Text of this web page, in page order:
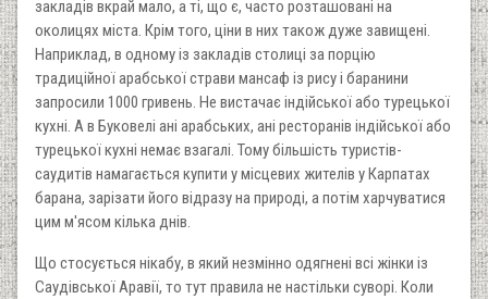
закладів вкрай мало, а ті, що є, часто розташовані на
околицях міста. Крім того, ціни в них також дуже завищені.
Наприклад, в одному із закладів столиці за порцію
традиційної арабської страви мансаф із рису і баранини
запросили 1000 гривень. Не вистачає індійської або турецької
кухні. А в Буковелі ані арабських, ані ресторанів індійської або
турецької кухні немає взагалі. Тому більшість туристів-
саудитів намагається купити у місцевих жителів у Карпатах
барана, зарізати його відразу на природі, а потім харчуватися
цим м'ясом кілька днів.
Що стосується нікабу, в який незмінно одягнені всі жінки із
Саудівської Аравії, то тут правила не настільки суворі. Коли